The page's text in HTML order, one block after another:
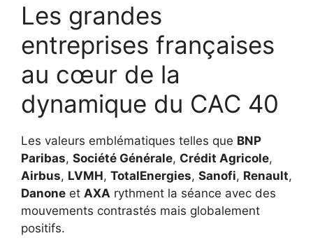
Les grandes
entreprises françaises
au cœur de la
dynamique du CAC 40
Les valeurs emblématiques telles que BNP
Paribas, Société Générale, Crédit Agricole,
Airbus, LVMH, TotalEnergies, Sanofi, Renault,
Danone et AXA rythment la séance avec des
mouvements contrastés mais globalement
positifs.